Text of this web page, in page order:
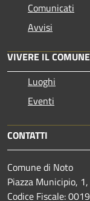
Comunicati
Avvisi
VIVERE IL COMUNE
Luoghi
Eventi
CONTATTI
Comune di Noto
Piazza Municipio,
Codice Fiscale: